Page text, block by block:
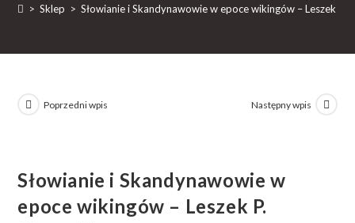
> Sklep > Słowianie i Skandynawowie w epoce wikingów – Leszek P.
Poprzedni wpis Następny wpis
Słowianie i Skandynawowie w
epoce wikingów – Leszek P.